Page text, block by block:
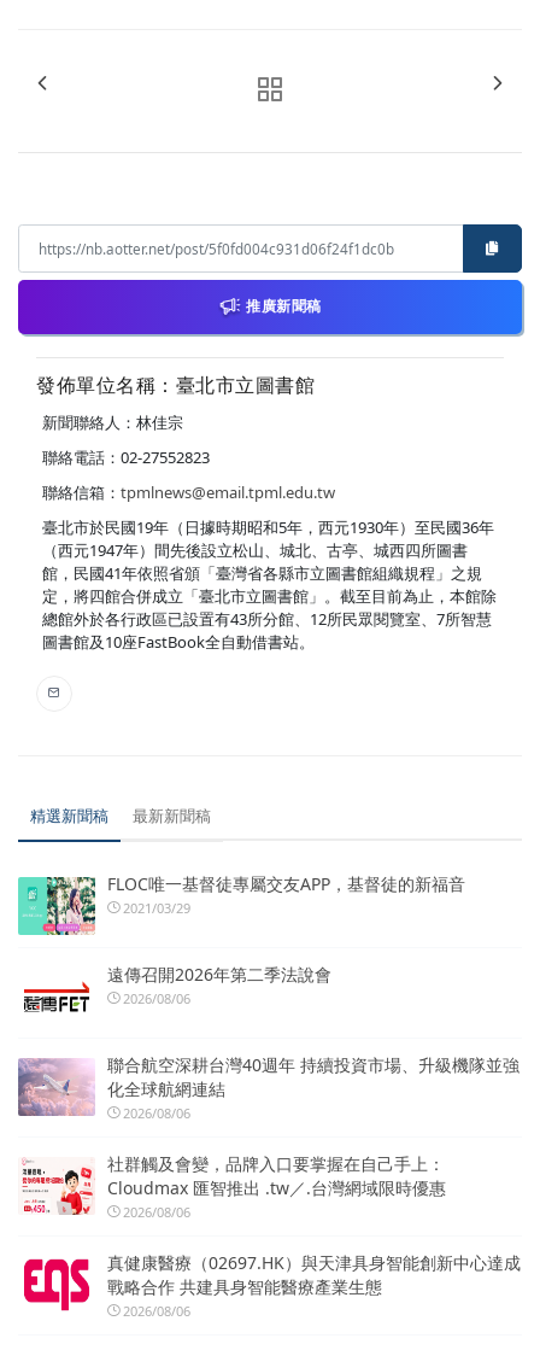
推廣新聞稿
發佈單位名稱：臺北市立圖書館
新聞聯絡人：林佳宗
聯絡電話：02-27552823
聯絡信箱： tpmlnews@email.tpml.edu.tw
臺北市於民國19年（日據時期昭和5年，西元1930年）至民國36年
（西元1947年）間先後設立松山、城北、古亭、城西四所圖書
館，民國41年依照省頒「臺灣省各縣市立圖書館組織規程」之規
定，將四館合併成立「臺北市立圖書館」。截至目前為止，本館除
總館外於各行政區已設置有43所分館、12所民眾閱覽室、7所智慧
圖書館及10座FastBook全自動借書站。
精選新聞稿 最新新聞稿
FLOC唯一基督徒專屬交友APP，基督徒的新福音
2021/03/29
遠傳召開2026年第二季法說會
2026/08/06
聯合航空深耕台灣40週年 持續投資市場、升級機隊並強
化全球航網連結
2026/08/06
社群觸及會變，品牌入口要掌握在自己手上：
Cloudmax 匯智推出 .tw／.台灣網域限時優惠
2026/08/06
真健康醫療（02697.HK）與天津具身智能創新中心達成
戰略合作 共建具身智能醫療產業生態
2026/08/06